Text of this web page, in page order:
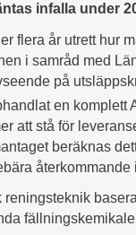
infalla under
flera år utrett hur
i samråd med
på
en komplett
att stå för
beräknas
återkommande
reningsteknik